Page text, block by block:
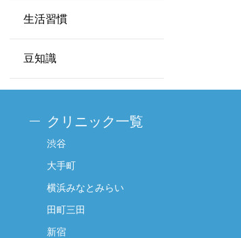
生活習慣
豆知識
クリニック一覧
渋谷
大手町
横浜みなとみらい
田町三田
新宿